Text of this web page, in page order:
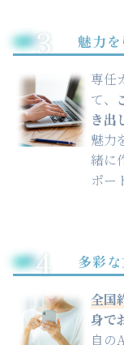
3 魅力
専任
て、
き出
魅力
緒に
ポー
4 多彩
全国
身で
自の